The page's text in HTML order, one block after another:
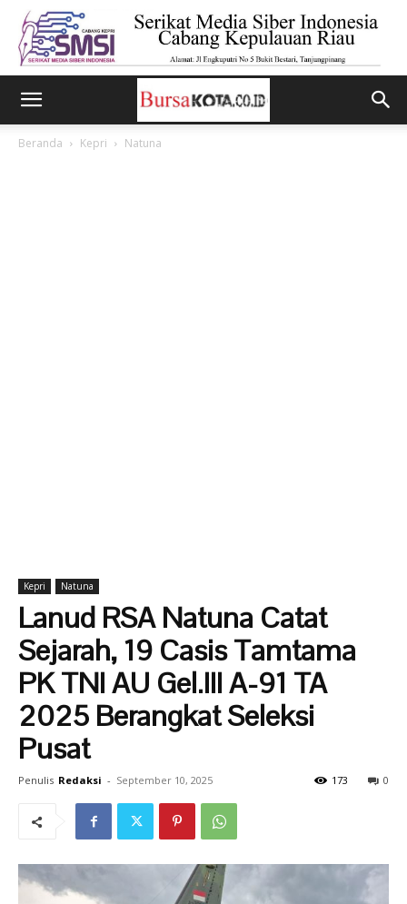
Beranda Kepri Natuna
Kepri Natuna
Lanud RSA Natuna Catat
Sejarah, 19 Casis Tamtama
PK TNI AU Gel.III A-91 TA
2025 Berangkat Seleksi
Pusat
Penulis Redaksi - September 10, 2025 0
173